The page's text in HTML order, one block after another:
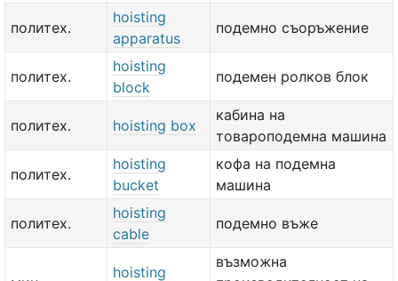
политех.
hoisting
apparatus
подемно съоръжение
политех.
hoisting
block
подемен ролков блок
политех. hoisting box
кабина на
товароподемна машина
политех.
hoisting
bucket
кофа на подемна
машина
политех.
hoisting
cable
подемно въже
hoisting
възможна